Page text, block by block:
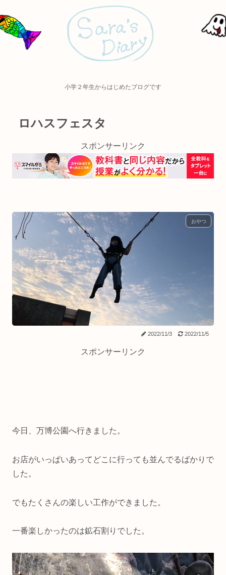
小学２年生からはじめたブログです
ロハスフェスタ
スポンサーリンク
おやつ
2022/11/3 2022/11/5
スポンサーリンク
今日、万博公園へ行きました。
お店がいっぱいあってどこに行っても並んでるばかりで
した。
でもたくさんの楽しい工作ができました。
一番楽しかったのは鉱石割りでした。